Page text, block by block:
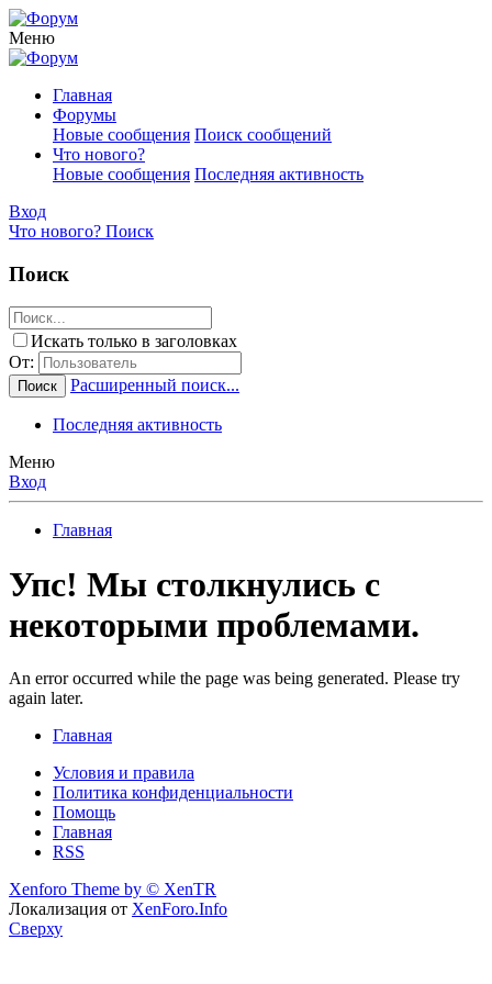
Меню
Главная
Форумы
Новые сообщения Поиск сообщений
Что нового?
Новые сообщения Последняя активность
Вход
Что нового? Поиск
Поиск
Искать только в заголовках
От:
Поиск Расширенный поиск...
Последняя активность
Меню
Вход
Главная
Упс! Мы столкнулись с
некоторыми проблемами.
An error occurred while the page was being generated. Please try
again later.
Главная
Условия и правила
Политика конфиденциальности
Помощь
Главная
RSS
Xenforo Theme by © XenTR
Локализация от XenForo.Info
Сверху